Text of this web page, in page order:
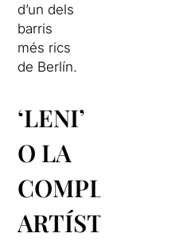
d’un dels
barris
més rics
de Berlín.
‘LENI’
O LA
COMPLICITAT
ARTÍSTICA